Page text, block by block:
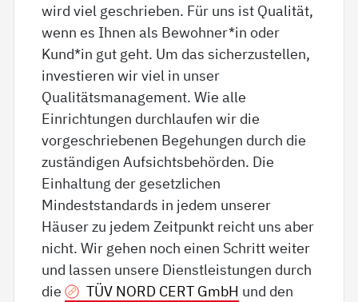
wird viel geschrieben. Für uns ist Qualität,
wenn es Ihnen als Bewohner*in oder
Kund*in gut geht. Um das sicherzustellen,
investieren wir viel in unser
Qualitätsmanagement. Wie alle
Einrichtungen durchlaufen wir die
vorgeschriebenen Begehungen durch die
zuständigen Aufsichtsbehörden. Die
Einhaltung der gesetzlichen
Mindeststandards in jedem unserer
Häuser zu jedem Zeitpunkt reicht uns aber
nicht. Wir gehen noch einen Schritt weiter
und lassen unsere Dienstleistungen durch
die
TÜV NORD CERT GmbH und den